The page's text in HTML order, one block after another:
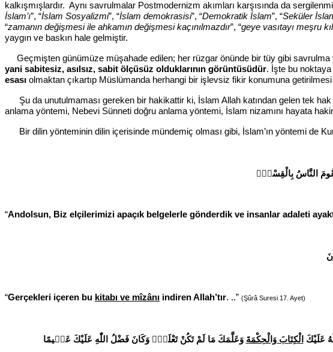
kalkışmışlardır. Aynı savrulmalar Postmodernizm akımları karşısında da
İslam’ı”, “İslam Sosyalizmi”, “İslam demokrasisi”, “Demokratik İslam”, “Seküler
“zamanın değişmesi ile ahkamın değişmesi kaçınılmazdır”, “geye vasıtayı meşru
yaygın ve baskın hale gelmiştir.
Geçmişten günümüze müşahade edilen; her rüzgar önünde bir tüy gibi
yani sabitesiz, asılsız, sabit ölçüsüz olduklarının görüntüsüdür. İşte bu noktaya
esası olmaktan çıkartıp Müslümanda herhangi bir işlevsiz fikir konumuna
Şu da unutulmaması gereken bir hakikattir ki, İslam Allah katından gelen tek hak
anlama yöntemi, Nebevi Sünneti doğru anlama yöntemi, İslam nizamını hayata
Bir dilin yönteminin dilin içerisinde mündemiç olması gibi, İslam’ın yöntemi de
النَّاسُ بِالْقِسْطِۚ
“Andolsun, Biz elçilerimizi apaçık belgelerle gönderdik ve insanlar adaleti
“Gerçekleri içeren bu kitabı ve mîzânı indiren Allah’tır. ..” (Şûrâ Suresi 17. Ayet)
عَلَيْكَ الْكِتَابَ وَالْحِكْمَةَ وَعَلَّمَكَ مَا لَمْ تَكُنْ تَعْلَمُۜ وَكَانَ فَضْلُ اللّٰهِ عَلَيْكَ عَظ۪يمًا